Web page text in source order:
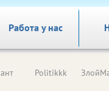
Работа у нас
Politikkk